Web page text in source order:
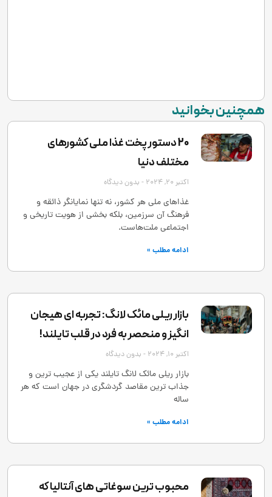
همچنین بخوانید
20 دستور پخت غذا ملی کشورهای
مختلف دنیا
اکتبر 20, 2024 بدون دیدگاه
غذاهای ملی هر کشور، نه تنها نمایانگر ذائقه و
فرهنگ آن سرزمین، بلکه بخشی از هویت تاریخی و
اجتماعی ملت‌هاست.
ادامه مطلب »
بازار ریلی مائک لانگ: تجربه ‌ای هیجان
‌انگیز و منحصر به‌ فرد در قلب تایلند!
اکتبر 10, 2024 بدون دیدگاه
بازار ریلی مائک لانگ تایلند یکی از عجیب ‌ترین و
جذاب ‌ترین مقاصد گردشگری در جهان است که هر
ساله
ادامه مطلب »
محبوب ترین سوغاتی های آنتالیا که